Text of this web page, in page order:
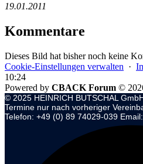
19.01.2011
Kommentare
Dieses Bild hat bisher noch keine
Cookie-Einstellungen verwalten ·
10:24
Powered by CBACK Forum ©
© 2025 HEINRICH BUTSCHAL
Termine nur nach vorheriger
Telefon: +49 (0) 89 74029-039